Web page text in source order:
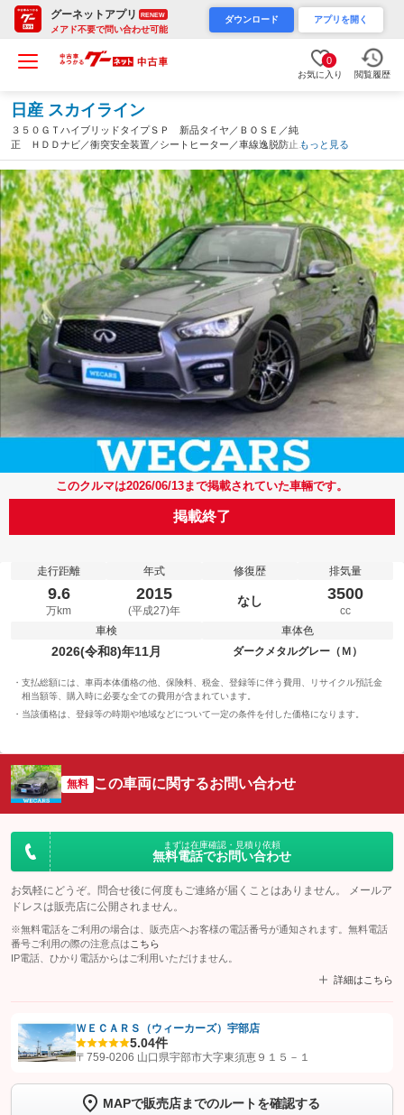
グーネットアプリ RENEW
メアド不要で問い合わせ可能
ダウンロード アプリを開く
0
お気に入り 閲覧履歴
日産 スカイライン
３５０ＧＴハイブリッドタイプＳＰ 新品タイヤ／ＢＯＳＥ／純
正 ＨＤＤナビ／衝突安全装置／シートヒーター／車線逸脱防止支
援システム／シート 合皮／ドライブレコーダー 社外／ヘッドラ
ンプ ＬＥＤ／Ｂｌｕｅｔｏｏｔｈ接続／ＥＴＣ（山口県）
もっと見る
このクルマは2026/06/13まで掲載されていた車輛です。
掲載終了
走行距離
9.6
万km
年式
2015
(平成27)年
修復歴
なし
排気量
3500
cc
車検
2026(令和8)年11月
車体色
ダークメタルグレー（Ｍ）
支払総額には、車両本体価格の他、保険料、税金、登録等に伴う費用、リサイクル預託金
相当額等、購入時に必要な全ての費用が含まれています。
当該価格は、登録等の時期や地域などについて一定の条件を付した価格になります。
無料 この車両に関するお問い合わせ
まずは在庫確認・見積り依頼
無料電話でお問い合わせ
お気軽にどうぞ。問合せ後に何度もご連絡が届くことはありません。 メールア
ドレスは販売店に公開されません。
※無料電話をご利用の場合は、販売店へお客様の電話番号が通知されます。無料電話
番号ご利用の際の注意点は こちら
IP電話、ひかり電話からはご利用いただけません。
詳細はこちら
【STEP1】認証画面でグーネットを友だち追加してから「許可する」ボタンを押
トーク画面で
ボタンをタップして問い合わせを
ＷＥＣＡＲＳ（ウィーカーズ）宇部店
5.04件
〒759-0206 山口県宇部市大字東須恵９１５－１
MAPで販売店までのルートを確認する